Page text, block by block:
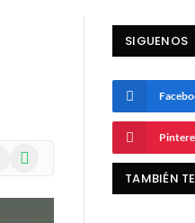
WhatsApp
SIGUENOS
TAMBIÉN